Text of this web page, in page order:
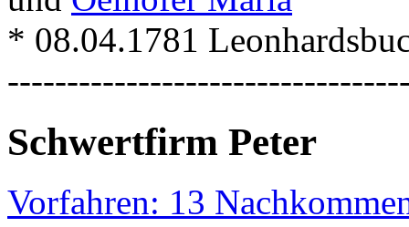
* 08.04.1781
Schwertfirm Peter
Vorfahren: 13